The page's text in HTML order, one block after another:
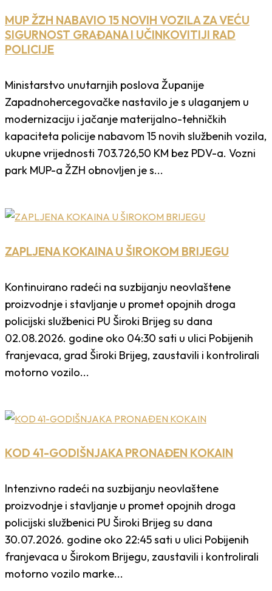
MUP ŽZH NABAVIO 15 NOVIH VOZILA ZA VEĆU
SIGURNOST GRAĐANA I UČINKOVITIJI RAD
POLICIJE
Ministarstvo unutarnjih poslova Županije
Zapadnohercegovačke nastavilo je s ulaganjem u
modernizaciju i jačanje materijalno-tehničkih
kapaciteta policije nabavom 15 novih službenih vozila,
ukupne vrijednosti 703.726,50 KM bez PDV-a. Vozni
park MUP-a ŽZH obnovljen je s...
ZAPLJENA KOKAINA U ŠIROKOM BRIJEGU
Kontinuirano radeći na suzbijanju neovlaštene
proizvodnje i stavljanje u promet opojnih droga
policijski službenici PU Široki Brijeg su dana
02.08.2026. godine oko 04:30 sati u ulici Pobijenih
franjevaca, grad Široki Brijeg, zaustavili i kontrolirali
motorno vozilo...
KOD 41-GODIŠNJAKA PRONAĐEN KOKAIN
Intenzivno radeći na suzbijanju neovlaštene
proizvodnje i stavljanje u promet opojnih droga
policijski službenici PU Široki Brijeg su dana
30.07.2026. godine oko 22:45 sati u ulici Pobijenih
franjevaca u Širokom Brijegu, zaustavili i kontrolirali
motorno vozilo marke...